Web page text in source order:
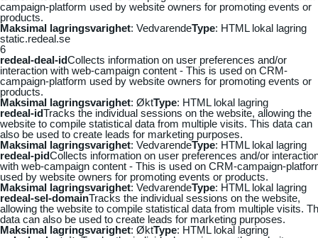
campaign-platform used by website owners for promoting events or
products.
Maksimal lagringsvarighet: VedvarendeType: HTML lokal lagring
static.redeal.se
6
redeal-deal-idCollects information on user preferences and/or
interaction with web-campaign content - This is used on CRM-
campaign-platform used by website owners for promoting events or
products.
Maksimal lagringsvarighet: ØktType: HTML lokal lagring
redeal-idTracks the individual sessions on the website, allowing the
website to compile statistical data from multiple visits. This data can
also be used to create leads for marketing purposes.
Maksimal lagringsvarighet: VedvarendeType: HTML lokal lagring
redeal-pidCollects information on user preferences and/or
with web-campaign content - This is used on CRM-campaign-
used by website owners for promoting events or products.
Maksimal lagringsvarighet: VedvarendeType: HTML lokal lagring
redeal-sel-domainTracks the individual sessions on the website,
allowing the website to compile statistical data from multiple visits.
data can also be used to create leads for marketing purposes.
Maksimal lagringsvarighet: ØktType: HTML lokal lagring